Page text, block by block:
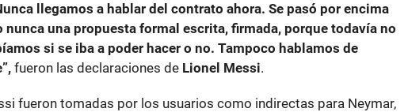
llegamos a hablar del contrato ahora. Se pasó por encima
nunca una propuesta formal escrita, firmada, porque todavía no
si se iba a poder hacer o no. Tampoco hablamos de
fueron las declaraciones de Lionel Messi.
fueron tomadas por los usuarios como indirectas para Neymar,